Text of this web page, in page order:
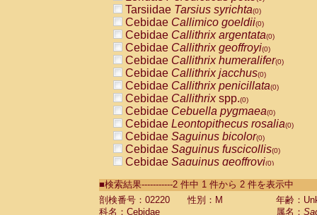
Tarsiidae Tarsius syrichta(0)
Cebidae Callimico goeldii(0)
Cebidae Callithrix argentata(0)
Cebidae Callithrix geoffroyi(0)
Cebidae Callithrix humeralifer(0)
Cebidae Callithrix jacchus(0)
Cebidae Callithrix penicillata(0)
Cebidae Callithrixspp.(0)
Cebidae Cebuella pygmaea(0)
Cebidae Leontopithecus rosalia(0)
Cebidae Saguinus bicolor(0)
Cebidae Saguinus fuscicollis(0)
Cebidae Saguinus geoffroyi(0)
CebidaeSaguinus labiatus(0)
Cebidae Saguinus leucopus (0)
Cebidae
■検索結果-----------2 件中 1 件から 2 件を表示中
剖検番号：02220
性別：M
年齢：
科名：Cebidae
属名：